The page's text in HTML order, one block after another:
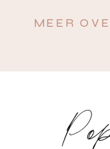
MEER